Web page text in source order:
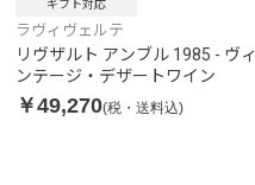
ギフト対応
ラヴィヴェルテ
リヴザルト アンブル 1985 - ヴィ
ンテージ・デザートワイン
￥49,270(税・送料込)